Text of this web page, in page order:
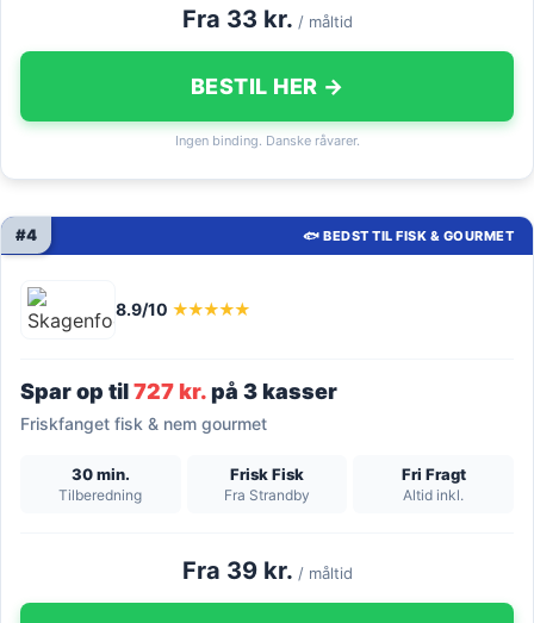
Fra 33 kr. / måltid
BESTIL HER →
Ingen binding. Danske råvarer.
🐟 BEDST TIL FISK & GOURMET
#4
8.9/10 ★★★★★
Spar op til727 kr.på 3 kasser
Friskfanget fisk & nem gourmet
30 min.
Tilberedning
Frisk Fisk
Fra Strandby
Fri Fragt
Altid inkl.
Fra 39 kr. / måltid